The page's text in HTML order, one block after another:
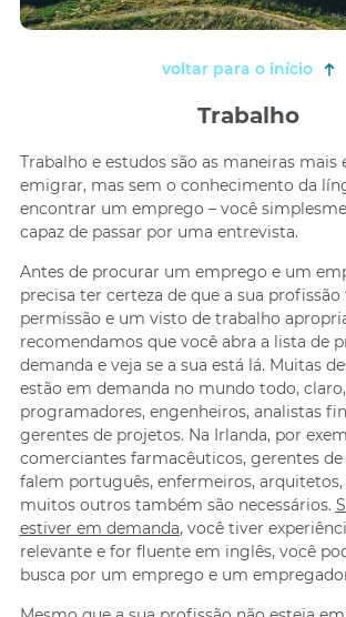
voltar para o início
Trabalho
Trabalho e estudos são as maneiras mais
emigrar, mas sem o conhecimento da
encontrar um emprego – você
capaz de passar por uma entrevista.
Antes de procurar um emprego e um
precisa ter certeza de que a sua
permissão e um visto de trabalho
recomendamos que você abra a lista de
demanda e veja se a sua está lá. Muitas
estão em demanda no mundo todo,
programadores, engenheiros, analistas
gerentes de projetos. Na Irlanda, por
comerciantes farmacêuticos, gerentes de
falem português, enfermeiros, arquitetos,
muitos outros também são necessários.
estiver em demanda, você tiver
relevante e for fluente em inglês, você
busca por um emprego e um